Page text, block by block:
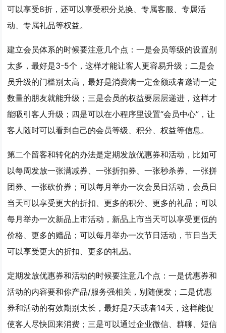
可以享受8折，还可以享受积分兑换、专属客服、专属活
动、专属礼品等权益。
建立会员体系的时候要注意几个点：一是会员等级的设置别
太多，最好是3-5个，这样才能让客人更容易升级；二是会
员升级的门槛别太高，最好是消费满一定金额或者邀请一定
数量的朋友就能升级；三是会员的权益要层层递进，这样才
能吸引客人升级；四是可以在小程序里设置“会员中心”，让
客人随时可以看到自己的会员等级、积分、权益等信息。
第二个留客和转化的办法是定期发放优惠券和活动 ，比如可
以每周发放一张满减券、一张折扣券、一张秒杀券、一张拼
团券、一张砍价券；可以每月举办一次会员日活动，会员日
当天可以享受更大的折扣、更多的积分、更多的礼品；可以
每月举办一次新品上市活动，新品上市当天可以享受更低的
价格、更多的赠品；可以每月举办一次节日活动，节日当天
可以享受更大的折扣、更多的礼品。
定期发放优惠券和活动的时候要注意几个点：一是优惠券和
活动的内容要和你产品/服务强相关，别随便发；二是优惠
券和活动的有效期别太长，最好是7天或者14天，这样能促
使客人尽快回来消费；三是可以通过企业微信、群聊、短信